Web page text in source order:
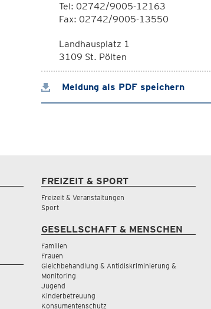
Tel: 02742/9005-12163
Fax: 02742/9005-13550
Landhausplatz 1
3109 St. Pölten
Meldung als PDF speichern
FREIZEIT & SPORT
Freizeit & Veranstaltungen
Sport
GESELLSCHAFT & MENSCHEN
Familien
Frauen
Gleichbehandlung & Antidiskriminierung &
Monitoring
Jugend
Kinderbetreuung
Konsumentenschutz